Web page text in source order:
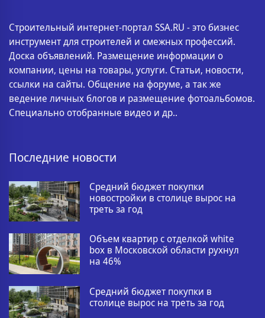
Строительный интернет-портал SSA.RU - это бизнес
инструмент для строителей и смежных профессий.
Доска объявлений. Размещение информации о
компании, цены на товары, услуги. Статьи, новости,
ссылки на сайты. Общение на форуме, а так же
ведение личных блогов и размещение фотоальбомов.
Специально отобранные видео и др..
Последние новости
Средний бюджет покупки
новостройки в столице вырос на
треть за год
Объем квартир с отделкой white
box в Московской области рухнул
на 46%
Средний бюджет покупки в
столице вырос на треть за год